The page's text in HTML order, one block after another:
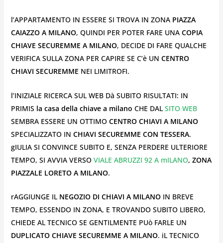
l’APPARTAMENTO IN ESSERE SI TROVA IN ZONA PIAZZA
CAIAZZO A MILANO, QUINDI PER POTER FARE UNA COPIA
CHIAVE SECUREMME A MILANO, DECIDE DI FARE QUALCHE
VERIFICA SULLA ZONA PER CAPIRE SE C’è UN CENTRO
CHIAVI SECUREMME NEI LIMITROFI.
l’INIZIALE RICERCA SUL WEB Dà SUBITO RISULTATI: IN
PRIMIS la casa della chiave a milano CHE DAL SITO WEB
SEMBRA ESSERE UN OTTIMO CENTRO CHIAVI A MILANO
SPECIALIZZATO IN CHIAVI SECUREMME CON TESSERA.
gIULIA SI CONVINCE SUBITO E, SENZA PERDERE ULTERIORE
TEMPO, SI AVVIA VERSO VIALE ABRUZZI 92 A mILANO, ZONA
PIAZZALE LORETO A MILANO.
rAGGIUNGE IL NEGOZIO DI CHIAVI A MILANOIN BREVE
TEMPO, ESSENDO IN ZONA, E TROVANDO SUBITO LIBERO,
CHIEDE AL TECNICO SE GENTILMENTE PUò FARLE UN
DUPLICATO CHIAVE SECUREMME A MILANO. iL TECNICO